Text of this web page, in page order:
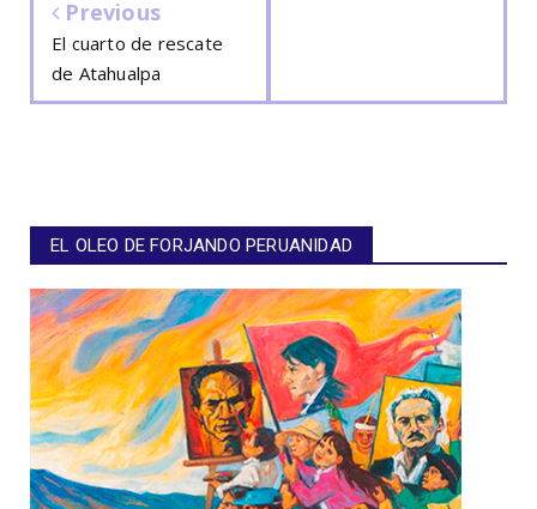
Previous
El cuarto de rescate
de Atahualpa
EL OLEO DE FORJANDO PERUANIDAD